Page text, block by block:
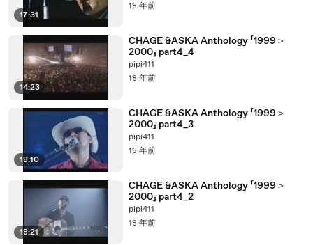
17:31
18 年前
14:23
CHAGE &ASKA Anthology 「1999＞
2000」 part4_4
pipi411
18 年前
18:10
CHAGE &ASKA Anthology 「1999＞
2000」 part4_3
pipi411
18 年前
18:21
CHAGE &ASKA Anthology 「1999＞
2000」 part4_2
pipi411
18 年前